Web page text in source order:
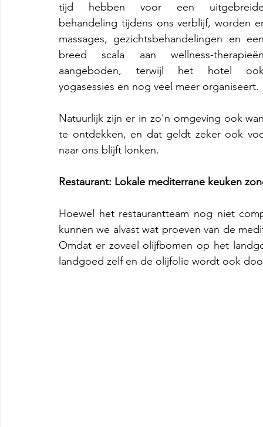
tijd hebben voor een
behandeling tijdens ons verblijf, worden
massages, gezichtsbehandelingen en
breed scala aan wellness-
aangeboden, terwijl het hotel
yogasessies en nog veel meer organiseert.
Natuurlijk zijn er in zo'n omgeving ook
te ontdekken, en dat geldt zeker ook
naar ons blijft lonken.
Restaurant: Lokale mediterrane keuken
Hoewel het restaurantteam nog niet
kunnen we alvast wat proeven van de
Omdat er zoveel olijfbomen op het
landgoed zelf en de olijfolie wordt ook